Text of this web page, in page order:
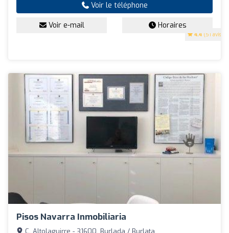
4.4 (51 avis)
Voir le téléphone
Voir e-mail Horaires
Pisos Navarra Inmobiliaria
C. Altolaguirre - 31600, Burlada / Burlata